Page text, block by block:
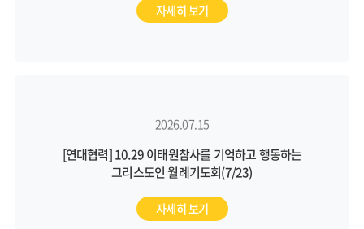
자세히 보기
2026.07.15
[연대협력] 10.29 이태원참사를 기억하고 행동하는
그리스도인 월례기도회(7/23)
자세히 보기